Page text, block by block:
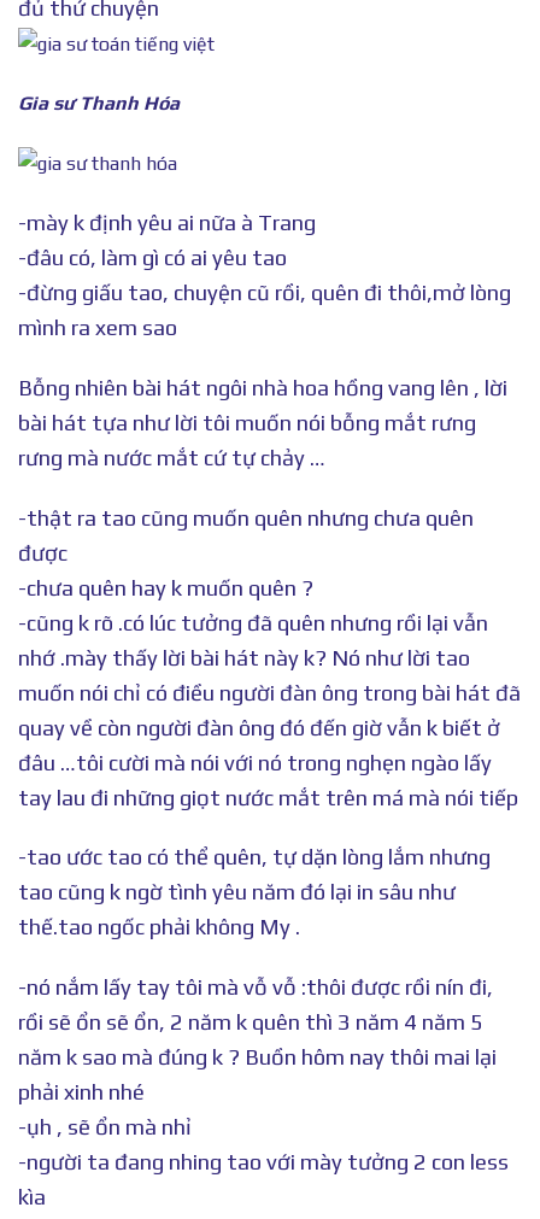
đủ thứ chuyện
Gia sư Thanh Hóa
-mày k định yêu ai nữa à Trang
-đâu có, làm gì có ai yêu tao
-đừng giấu tao, chuyện cũ rồi, quên đi thôi,mở lòng
mình ra xem sao
Bỗng nhiên bài hát ngôi nhà hoa hồng vang lên , lời
bài hát tựa như lời tôi muốn nói bỗng mắt rưng
rưng mà nước mắt cứ tự chảy …
-thật ra tao cũng muốn quên nhưng chưa quên
được
-chưa quên hay k muốn quên ?
-cũng k rõ .có lúc tưởng đã quên nhưng rồi lại vẫn
nhớ .mày thấy lời bài hát này k? Nó như lời tao
muốn nói chỉ có điều người đàn ông trong bài hát đã
quay về còn người đàn ông đó đến giờ vẫn k biết ở
đâu …tôi cười mà nói với nó trong nghẹn ngào lấy
tay lau đi những giọt nước mắt trên má mà nói tiếp
-tao ước tao có thể quên, tự dặn lòng lắm nhưng
tao cũng k ngờ tình yêu năm đó lại in sâu như
thế.tao ngốc phải không My .
-nó nắm lấy tay tôi mà vỗ vỗ :thôi được rồi nín đi,
rồi sẽ ổn sẽ ổn, 2 năm k quên thì 3 năm 4 năm 5
năm k sao mà đúng k ? Buồn hôm nay thôi mai lại
phải xinh nhé
-ụh , sẽ ổn mà nhỉ
-người ta đang nhing tao với mày tưởng 2 con less
kìa